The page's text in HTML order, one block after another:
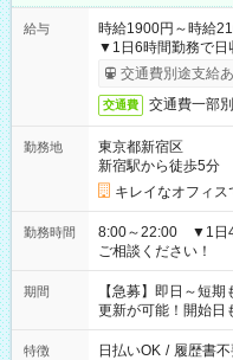
給与
時給1900円～時給
▼1日6時間勤務で日
交通費別途支給
交通費 交通費一部
勤務地
東京都新宿区
新宿駅から徒歩5分
キレイなオフィス
勤務時間
8:00～22:00 ▼1日4
ご相談ください！
期間
【急募】即日～短
更新が可能！開始日
特徴 日払いOK / 履歴書